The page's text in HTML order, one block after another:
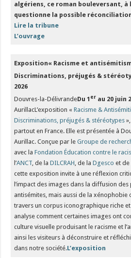
algériens, ce roman bouleversant, à
questionne la possible
Lire la tribune
L’ouvrage
Exposition« Racisme et
Discriminations, préjugés &
2026
Douvres-la-DélivrandeDu 1 er au 20 juin
AurillacL’exposition «Racisme &
Discriminations, préjugés & stéréotypes
partout en France. Elle est présentée à
Aurillac. Conçue par leGroupe de
avec laFondation Éducation contre le
l’ANCT, de laDILCRAH, de laDgesco et
cette exposition invite à une réflexion
l’impact des images dans la diffusion
antisémites, mais aussi de la xénophobie
travers un corpus iconographique riche
analyse comment certaines images ont
culture visuelle produisant le racisme et
ainsi les visiteurs à déconstruire et
dans notre société.L’exposition